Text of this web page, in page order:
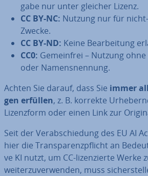
ga­be nur unter gleicher Lizenz.
CC BY-NC: Nutzung nur für
Zwecke.
CC BY-ND: Keine Be­ar­bei­tung
CC0: Ge­mein­frei – Nutzung
oder Na­mens­nen­nung.
Achten Sie darauf, dass Sie immer
gen erfüllen, z. B. korrekte
Li­zenz­form oder einen Link zur
Seit der Ver­ab­schie­dung des EU AI
hier die Trans­pa­renz­pflicht an
ve KI nutzt, um CC-li­zen­zier­te Werke
wei­ter­zu­ver­wen­den, muss